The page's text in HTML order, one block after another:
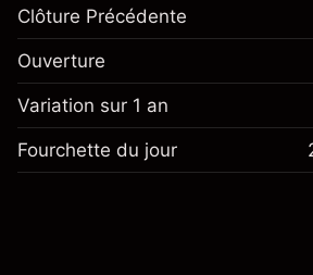
Clôture Précédente
Ouverture
Variation sur 1 an
Fourchette du jour